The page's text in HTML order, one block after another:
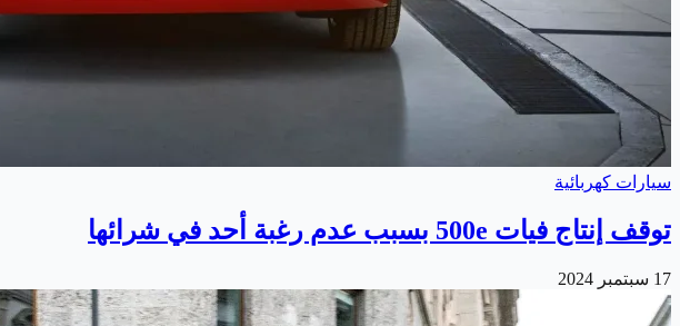
سيارات كهربائية
توقف إنتاج فيات 500e بسبب عدم رغبة أحد في شرائها
17 سبتمبر 2024